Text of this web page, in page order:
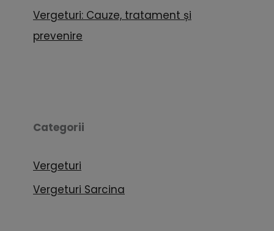
Vergeturi: Cauze, tratament și
prevenire
Categorii
Vergeturi
Vergeturi Sarcina